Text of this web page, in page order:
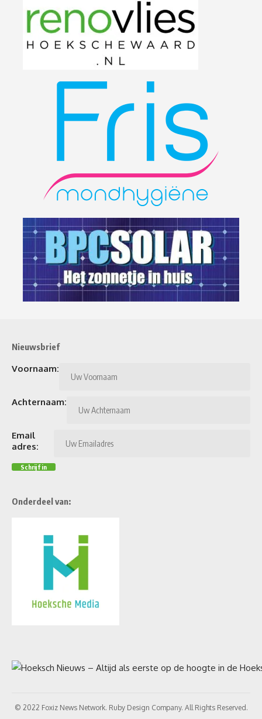
Nieuwsbrief
Voornaam:
Achternaam:
Email
adres:
Onderdeel van:
© 2022 Foxiz News Network. Ruby Design Company. All Rights Reserved.